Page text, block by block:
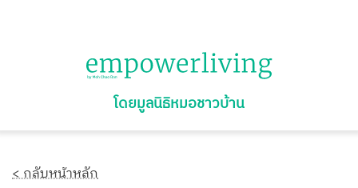
โดยมูลนิธิหมอชาวบ้าน
< กลับหน้าหลัก